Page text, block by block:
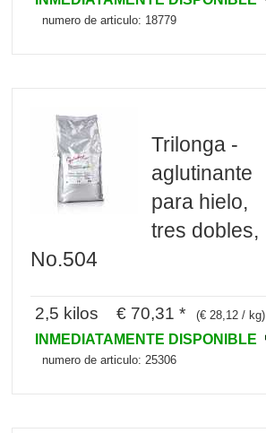
numero de articulo: 18779
Trilonga -
aglutinante
para hielo,
tres dobles,
No.504
2,5 kilos € 70,31 * (€ 28,12 / kg)
INMEDIATAMENTE DISPONIBLE
numero de articulo: 25306